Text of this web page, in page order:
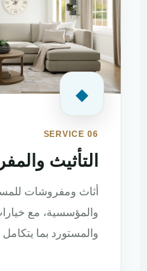
◆
SERVICE 06
التأثيث
أثاث ومفروشات
والمؤسسية، مع
والمستورد بما